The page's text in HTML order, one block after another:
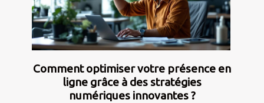
Comment optimiser votre présence en
ligne grâce à des stratégies
numériques innovantes ?